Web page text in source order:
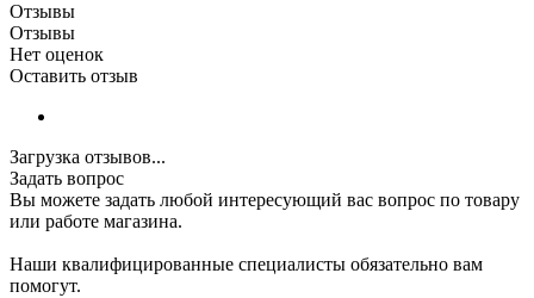
Отзывы
Отзывы
Нет оценок
Оставить отзыв
Загрузка отзывов...
Задать вопрос
Вы можете задать любой интересующий вас вопрос по товару
или работе магазина.
Наши квалифицированные специалисты обязательно вам
помогут.